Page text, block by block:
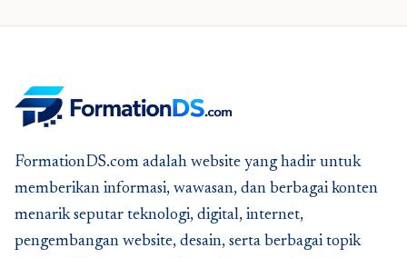
FormationDS.com adalah website yang hadir untuk
memberikan informasi, wawasan, dan berbagai konten
menarik seputar teknologi, digital, internet,
pengembangan website, desain, serta berbagai topik